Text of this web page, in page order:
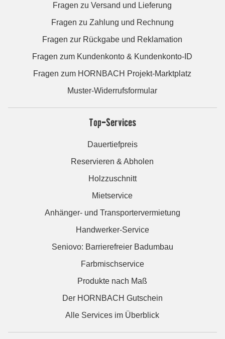
Fragen zu Versand und Lieferung
Fragen zu Zahlung und Rechnung
Fragen zur Rückgabe und Reklamation
Fragen zum Kundenkonto & Kundenkonto-ID
Fragen zum HORNBACH Projekt-Marktplatz
Muster-Widerrufsformular
Top-Services
Dauertiefpreis
Reservieren & Abholen
Holzzuschnitt
Mietservice
Anhänger- und Transportervermietung
Handwerker-Service
Seniovo: Barrierefreier Badumbau
Farbmischservice
Produkte nach Maß
Der HORNBACH Gutschein
Alle Services im Überblick